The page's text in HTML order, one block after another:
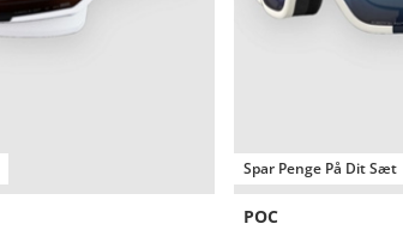
Spar Penge På Dit Sæt
POC